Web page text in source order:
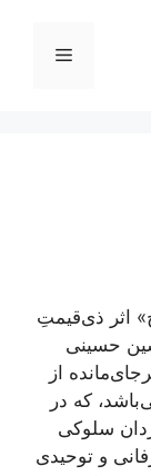
فهرست
اثر ذی‌قیمتِ
حسینی
از
که در
سلوکی
و توحیدی